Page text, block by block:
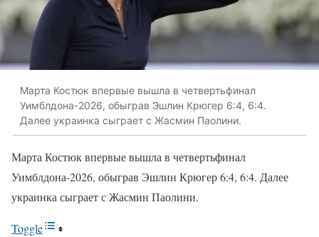
Марта Костюк впервые вышла в четвертьфинал
Уимблдона-2026, обыграв Эшлин Крюгер 6:4, 6:4.
Далее украинка сыграет с Жасмин Паолини.
Марта Костюк впервые вышла в четвертьфинал
Уимблдона-2026, обыграв Эшлин Крюгер 6:4, 6:4. Далее
украинка сыграет с Жасмин Паолини.
Toggle